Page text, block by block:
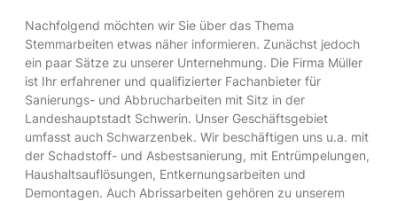
Nachfolgend möchten wir Sie über das Thema
Stemmarbeiten etwas näher informieren. Zunächst jedoch
ein paar Sätze zu unserer Unternehmung. Die Firma Müller
ist Ihr erfahrener und qualifizierter Fachanbieter für
Sanierungs- und Abbrucharbeiten mit Sitz in der
Landeshauptstadt Schwerin. Unser Geschäftsgebiet
umfasst auch Schwarzenbek. Wir beschäftigen uns u.a. mit
der Schadstoff- und Asbestsanierung, mit Entrümpelungen,
Haushaltsauflösungen, Entkernungsarbeiten und
Demontagen. Auch Abrissarbeiten gehören zu unserem